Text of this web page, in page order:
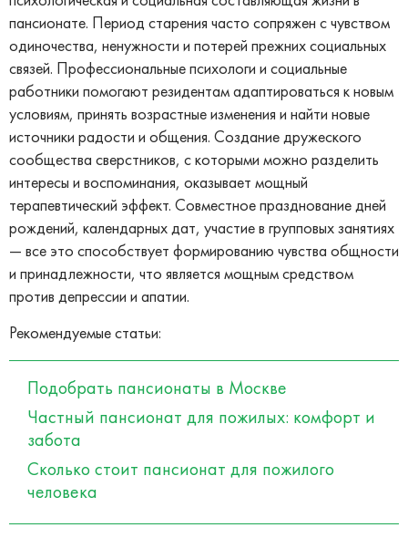
пансионате. Период старения часто сопряжен с чувством
одиночества, ненужности и потерей прежних социальных
связей. Профессиональные психологи и социальные
работники помогают резидентам адаптироваться к новым
условиям, принять возрастные изменения и найти новые
источники радости и общения. Создание дружеского
сообщества сверстников, с которыми можно разделить
интересы и воспоминания, оказывает мощный
терапевтический эффект. Совместное празднование дней
рождений, календарных дат, участие в групповых занятиях
— все это способствует формированию чувства общности
и принадлежности, что является мощным средством
против депрессии и апатии.
Рекомендуемые статьи:
Подобрать пансионаты в Москве
Частный пансионат для пожилых: комфорт и
забота
Сколько стоит пансионат для пожилого
человека